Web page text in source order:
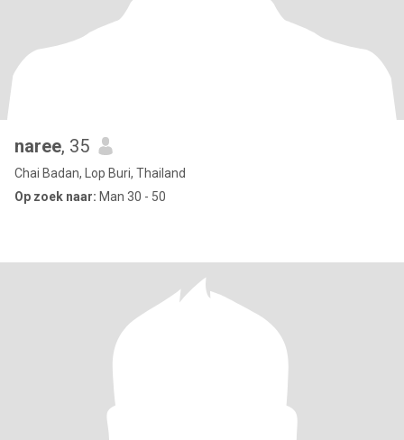
naree, 35
Chai Badan, Lop Buri, Thailand
Op zoek naar: Man 30 - 50